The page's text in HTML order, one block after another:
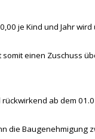
je Kind und Jahr
somit einen Zuschuss
ab dem
die Baugenehmigung